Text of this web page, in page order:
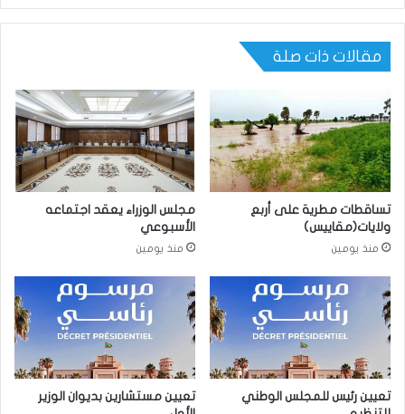
مقالات ذات صلة
تساقطات مطرية على أربع
ولايات(مقاييس)
منذ يومين
مجلس الوزراء يعقد اجتماعه
الأسبوعي
منذ يومين
تعيين رئيس للمجلس الوطني
تعيين مستشارين بديوان الوزير